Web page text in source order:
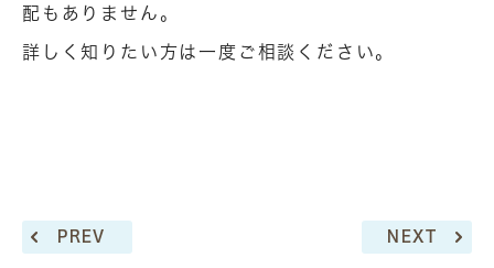
配もありません。
詳しく知りたい方は一度ご相談ください。
PREV NEXT